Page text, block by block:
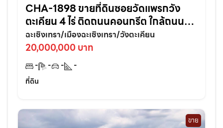
CHA-1898 ขายที่ดินซอยวัดแพรกวัง
ตะเคียน 4 ไร่ ติดถนนคอนกรีต ใกล้ถนน
เส้นสุวินทวงศ์304-800เมตร อ.เมือง
ฉะเชิงเทรา
ฉะเชิงเทรา/เมืองฉะเชิงเทรา/วังตะเคียน
20,000,000 บาท
- - -
-
ที่ดิน
ขาย